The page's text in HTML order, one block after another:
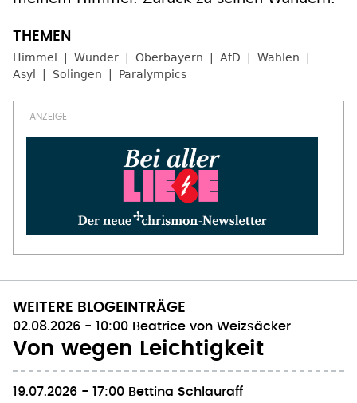
Himmel Wunder Oberbayern AfD
Wahlen
Asyl
Solingen Paralympics
WEITERE BLOGEINTRÄGE
02.08.2026 - 10:00 Beatrice von Weizsäcker
Von wegen Leichtigkeit
19.07.2026 - 17:00 Bettina Schlauraff